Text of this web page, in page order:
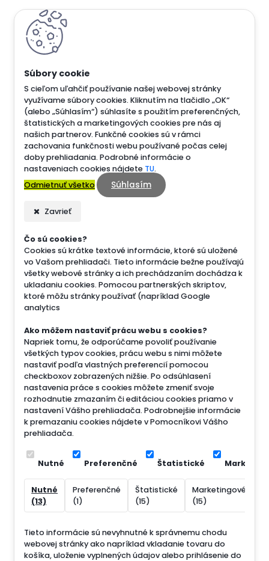
S cieľom uľahčiť používanie našej webovej stránky
využívame súbory cookies. Kliknutím na tlačidlo „OK“
(alebo „Súhlasím“) súhlasíte s použitím preferenčných,
štatistických a marketingových cookies pre nás aj
našich partnerov. Funkčné cookies sú v rámci
zachovania funkčnosti webu používané počas celej
doby prehliadania. Podrobné informácie o
nastaveniach cookies nájdete TU.
Odmietnuť všetko
Súhlasím
Zavrieť
Čo sú cookies?
Cookies sú krátke textové informácie, ktoré sú uložené
vo Vašom prehliadači. Tieto informácie bežne používajú
všetky webové stránky a ich prechádzaním dochádza k
ukladaniu cookies. Pomocou partnerských skriptov,
ktoré môžu stránky používať (napríklad Google
analytics
Ako môžem nastaviť prácu webu s cookies?
Napriek tomu, že odporúčame povoliť používanie
všetkých typov cookies, prácu webu s nimi môžete
nastaviť podľa vlastných preferencií pomocou
checkboxov zobrazených nižšie. Po odsúhlasení
nastavenia práce s cookies môžete zmeniť svoje
rozhodnutie zmazaním či editáciou cookies priamo v
nastavení Vášho prehliadača. Podrobnejšie informácie
k premazaniu cookies nájdete v Pomocníkovi Vášho
prehliadača.
Nutné Preferenčné Štatistické
Nutné
(13)
Preferenčné
(1)
Štatistické
(15)
Marketingové
(15)
Tieto informácie sú nevyhnutné k správnemu chodu
webovej stránky ako napríklad vkladanie tovaru do
košíka, uloženie vyplnených údajov alebo prihlásenie do